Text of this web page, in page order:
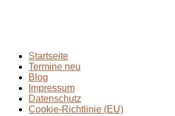
Startseite
Termine neu
Blog
Impressum
Datenschutz
Cookie-Richtlinie (EU)